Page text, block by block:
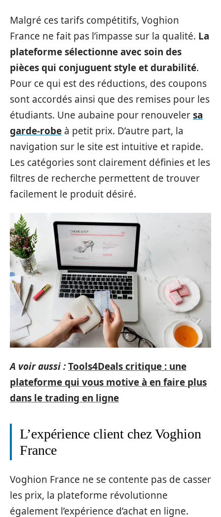
Malgré ces tarifs compétitifs, Voghion
France ne fait pas l’impasse sur la qualité. La
plateforme sélectionne avec soin des
pièces qui conjuguent style et durabilité.
Pour ce qui est des réductions, des coupons
sont accordés ainsi que des remises pour les
étudiants. Une aubaine pour renouvelersa
garde-robe à petit prix. D’autre part, la
navigation sur le site est intuitive et rapide.
Les catégories sont clairement définies et les
filtres de recherche permettent de trouver
facilement le produit désiré.
A voir aussi :Tools4Deals critique : une
plateforme qui vous motive à en faire plus
dans le trading en ligne
L’expérience client chez Voghion
France
Voghion France ne se contente pas de casser
les prix, la plateforme révolutionne
également l’expérience d’achat en ligne.